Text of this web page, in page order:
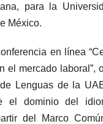
para la
México.
en línea
el mercado laboral”,
Lenguas de la
el dominio del
del Marco